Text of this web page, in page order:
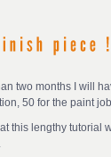
two months I will
50 for the paint
this lengthy